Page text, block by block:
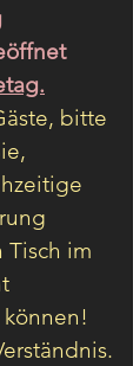
bitte
Tisch im